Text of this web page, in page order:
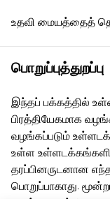
உதவி மையத்தைத்
பொறுப்புத்துறப்பு
இந்தப் பக்கத்தில்
பிரத்தியேகமாக
வழங்கப்படும்
உள்ள
தரப்பினருடனான
பொறுப்பாகாது.